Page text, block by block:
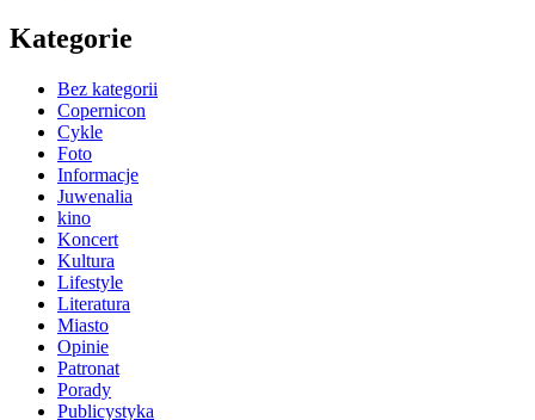
Kategorie
Bez kategorii
Copernicon
Cykle
Foto
Informacje
Juwenalia
kino
Koncert
Kultura
Lifestyle
Literatura
Miasto
Opinie
Patronat
Porady
Publicystyka